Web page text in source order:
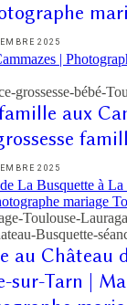
2025
|
aux
2025
La Busquette à
mariage
au Château
sur-Tarn |